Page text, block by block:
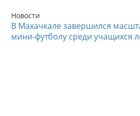
Новости
В Махачкале завершился
мини-футболу среди учащихся